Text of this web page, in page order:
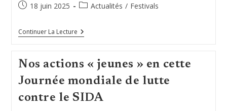
Publication
18 juin 2025
PostActualités / Festivals
Continuer La Lecture« People
Are
2025
Nos actions « jeunes » en cette
Journée mondiale de lutte
contre le SIDA